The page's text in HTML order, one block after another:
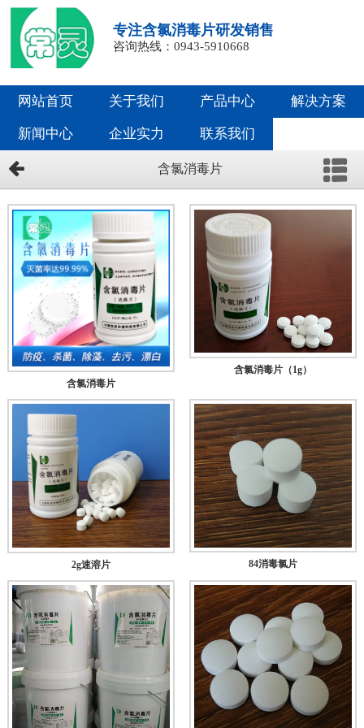
专注含氯消毒片研发销售
咨询热线：0943-5910668
网站首页 关于我们 产品中心 解决方案
新闻中心 企业实力 联系我们
含氯消毒片
含氯消毒片
含氯消毒片（1g）
2g速溶片 84消毒氯片